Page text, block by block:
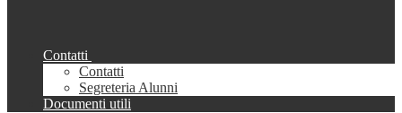
Contatti
Contatti
Segreteria Alunni
Documenti utili